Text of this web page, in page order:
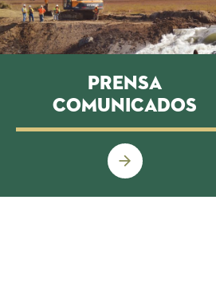
Prensa
Comunicados